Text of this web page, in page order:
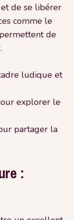
de se libérer
comme le
de
ludique et
explorer le
partager la
: